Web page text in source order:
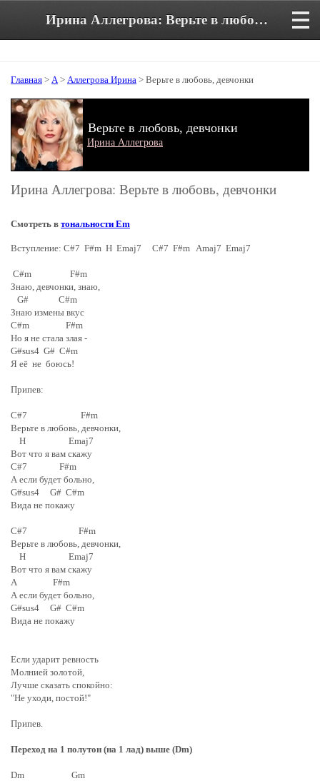
Ирина Аллегрова: Верьте в любовь, девчонки. Аккорды и текст песни
Главная > А> Аллегрова Ирина > Верьте в любовь, девчонки
Верьте в любовь, девчонки
Ирина Аллегрова
Ирина Аллегрова: Верьте в любовь, девчонки
Смотреть в тональности Em
Вступление: C#7 F#m H Emaj7 C#7 F#m Amaj7 Emaj7
C#m F#m
Знаю, девчонки, знаю,
G# C#m
Знаю измены вкус
C#m F#m
Но я не стала злая -
G#sus4 G# C#m
Я её не боюсь!
Припев:
C#7 F#m
Верьте в любовь, девчонки,
H Emaj7
Вот что я вам скажу
C#7 F#m
А если будет больно,
G#sus4 G# C#m
Вида не покажу
C#7 F#m
Верьте в любовь, девчонки,
H Emaj7
Вот что я вам скажу
A F#m
А если будет больно,
G#sus4 G# C#m
Вида не покажу
Если ударит ревность
Молнией золотой,
Лучше сказать спокойно:
"Не уходи, постой!"
Припев.
Переход на 1 полутон (на 1 лад) выше (Dm)
Dm Gm